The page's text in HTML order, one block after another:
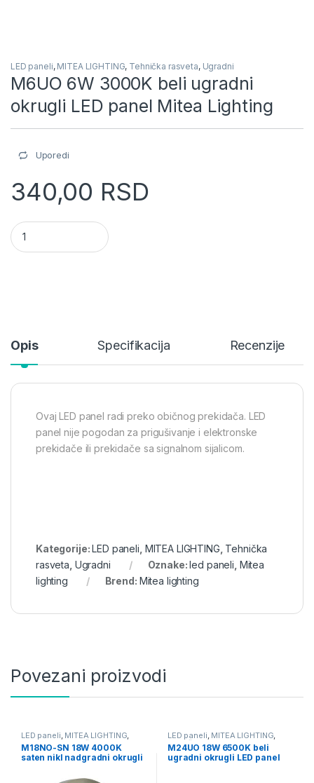
LED paneli, MITEA LIGHTING, Tehnička rasveta, Ugradni
M6UO 6W 3000K beli ugradni
okrugli LED panel Mitea Lighting
Uporedi
340,00 RSD
M6UO 6W 3000K beli ugradni okrugli LED panel Mitea
Opis Specifikacija Recenzije
Ovaj LED panel radi preko običnog prekidača. LED
panel nije pogodan za prigušivanje i elektronske
prekidače ili prekidače sa signalnom sijalicom.
Kategorije:LED paneli MITEA LIGHTING Tehnička
rasveta Ugradni Oznake:led paneli Mitea
lighting
Brend: Mitea lighting
Povezani proizvodi
LED paneli MITEA LIGHTING
Nadgradni,Tehnička rasveta
M18NO-SN 18W 4000K
saten nikl nadgradni okrugli
LED paneli MITEA LIGHTING
Tehnička rasveta,Ugradni
M24UO 18W 6500K beli
ugradni okrugli LED panel